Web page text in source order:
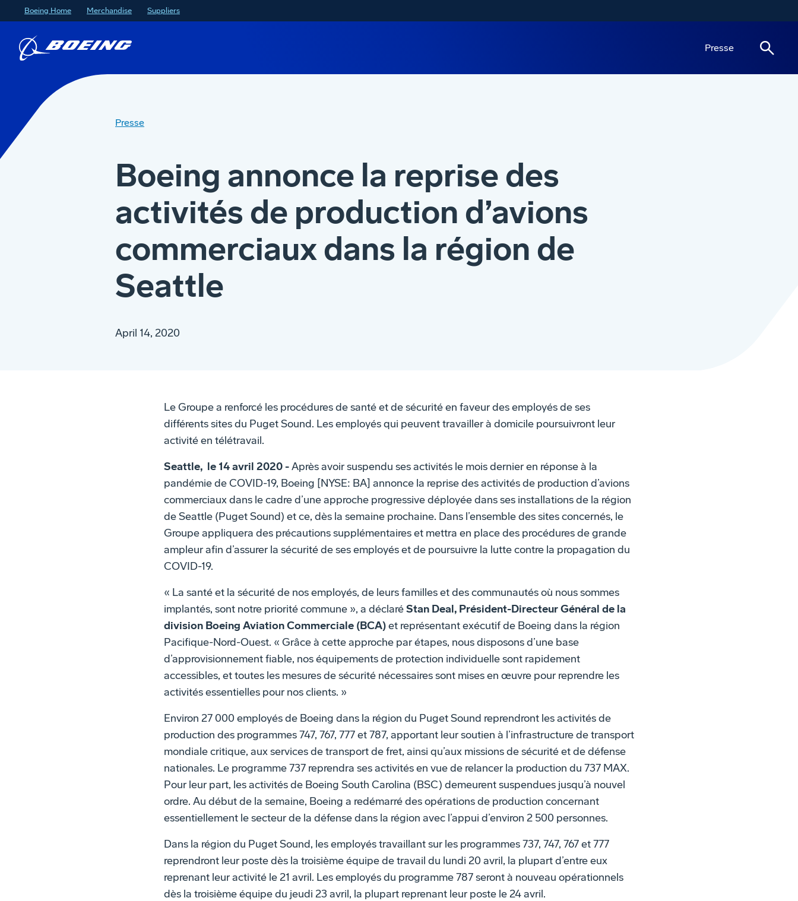
Boeing Home Merchandise Suppliers
Presse
Presse
Boeing annonce la reprise des
activités de production d’avions
commerciaux dans la région de
Seattle
April 14, 2020
Le Groupe a renforcé les procédures de santé et de sécurité en faveur des employés de ses
différents sites du Puget Sound. Les employés qui peuvent travailler à domicile poursuivront leur
activité en télétravail.
Seattle, le 14 avril 2020 -Après avoir suspendu ses activités le mois dernier en réponse à la
pandémie de COVID-19, Boeing [NYSE: BA] annonce la reprise des activités de production d’avions
commerciaux dans le cadre d’une approche progressive déployée dans ses installations de la région
de Seattle (Puget Sound) et ce, dès la semaine prochaine. Dans l’ensemble des sites concernés, le
Groupe appliquera des précautions supplémentaires et mettra en place des procédures de grande
ampleur afin d’assurer la sécurité de ses employés et de poursuivre la lutte contre la propagation du
COVID-19.
« La santé et la sécurité de nos employés, de leurs familles et des communautés où nous sommes
implantés, sont notre priorité commune », a déclaréStan Deal, Président-Directeur Général de la
division Boeing Aviation Commerciale (BCA)et représentant exécutif de Boeing dans la région
Pacifique-Nord-Ouest. « Grâce à cette approche par étapes, nous disposons d’une base
d’approvisionnement fiable, nos équipements de protection individuelle sont rapidement
accessibles, et toutes les mesures de sécurité nécessaires sont mises en œuvre pour reprendre les
activités essentielles pour nos clients. »
Environ 27 000 employés de Boeing dans la région du Puget Sound reprendront les activités de
production des programmes 747, 767, 777 et 787, apportant leur soutien à l’infrastructure de transport
mondiale critique, aux services de transport de fret, ainsi qu’aux missions de sécurité et de défense
nationales. Le programme 737 reprendra ses activités en vue de relancer la production du 737 MAX.
Pour leur part, les activités de Boeing South Carolina (BSC) demeurent suspendues jusqu’à nouvel
ordre. Au début de la semaine, Boeing a redémarré des opérations de production concernant
essentiellement le secteur de la défense dans la région avec l’appui d’environ 2 500 personnes.
Dans la région du Puget Sound, les employés travaillant sur les programmes 737, 747, 767 et 777
reprendront leur poste dès la troisième équipe de travail du lundi 20 avril, la plupart d’entre eux
reprenant leur activité le 21 avril. Les employés du programme 787 seront à nouveau opérationnels
dès la troisième équipe du jeudi 23 avril, la plupart reprenant leur poste le 24 avril.